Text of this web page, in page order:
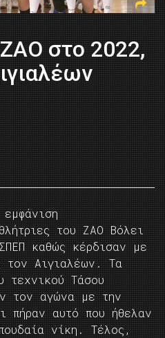
στο 2022,
του ΖΑΟ Βόλει
καθώς κέρδισαν με
τον Αιγιαλέων. Τα
τεχνικού Τάσου
τον αγώνα με την
πήραν αυτό που ήθελαν
νίκη. Τέλος,